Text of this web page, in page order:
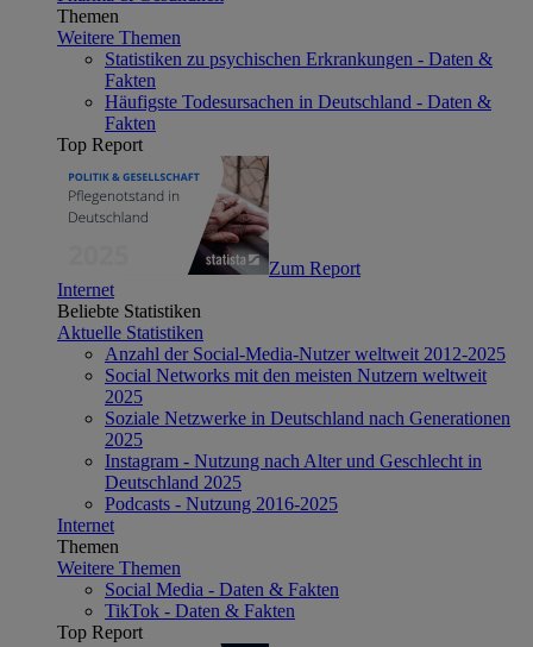
Themen
Weitere Themen
Statistiken zu psychischen Erkrankungen - Daten &
Fakten
Häufigste Todesursachen in Deutschland - Daten &
Fakten
Top Report
Zum Report
Internet
Beliebte Statistiken
Aktuelle Statistiken
Anzahl der Social-Media-Nutzer weltweit 2012-2025
Social Networks mit den meisten Nutzern weltweit
2025
Soziale Netzwerke in Deutschland nach Generationen
2025
Instagram - Nutzung nach Alter und Geschlecht in
Deutschland 2025
Podcasts - Nutzung 2016-2025
Internet
Themen
Weitere Themen
Social Media - Daten & Fakten
TikTok - Daten & Fakten
Top Report